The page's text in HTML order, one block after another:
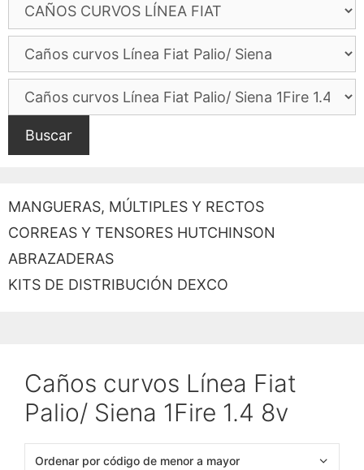
Caños curvos Línea Fiat
Palio/ Siena 1Fire 1.4 8v
Buscar
MANGUERAS, MÚLTIPLES Y RECTOS
CORREAS Y TENSORES HUTCHINSON
ABRAZADERAS
KITS DE DISTRIBUCIÓN DEXCO